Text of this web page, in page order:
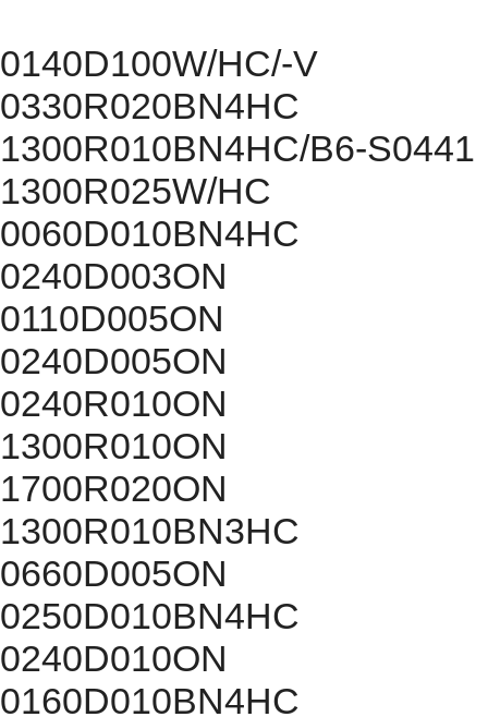
0140D100W/HC/-V
0330R020BN4HC
1300R010BN4HC/B6-S0441
1300R025W/HC
0060D010BN4HC
0240D003ON
0110D005ON
0240D005ON
0240R010ON
1300R010ON
1700R020ON
1300R010BN3HC
0660D005ON
0250D010BN4HC
0240D010ON
0160D010BN4HC